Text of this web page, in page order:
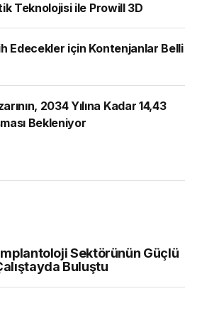
Teknolojisi ile Prowill 3D
için Kontenjanlar Belli
2034 Yılına Kadar 14,43
Bekleniyor
Sektörünün Güçlü
Buluştu